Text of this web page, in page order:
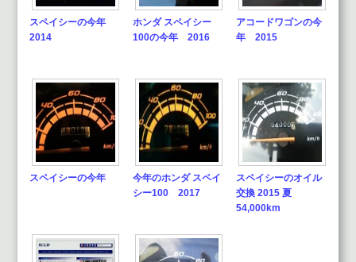
スペイシーの今年
2014
ホンダ スペイシー
100の今年 2016
アコードワゴンの今
年 2015
スペイシーの今年
今年のホンダ スペイ
シー100 2017
スペイシーのオイル
交換 2015 夏
54,000km